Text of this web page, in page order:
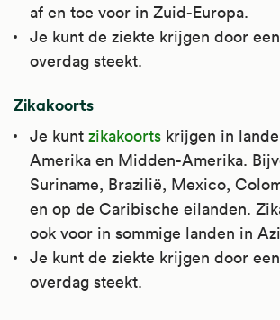
af en toe voor in Zuid-Europa.
Je kunt de ziekte krijgen door
overdag steekt.
Zikakoorts
Je kunt zikakoorts krijgen in
Amerika en Midden-Amerika.
Suriname, Brazilië, Mexico,
en op de Caribische eilanden.
ook voor in sommige landen in
Je kunt de ziekte krijgen door
overdag steekt.